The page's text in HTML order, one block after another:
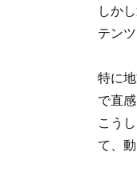
しか
テン
特に
で直
こう
て、